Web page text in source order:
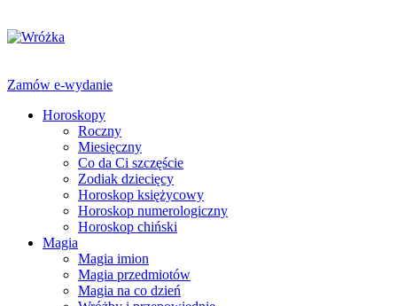
Zamów e-wydanie
Horoskopy
Roczny
Miesięczny
Co da Ci szczęście
Zodiak dziecięcy
Horoskop księżycowy
Horoskop numerologiczny
Horoskop chiński
Magia
Magia imion
Magia przedmiotów
Magia na co dzień